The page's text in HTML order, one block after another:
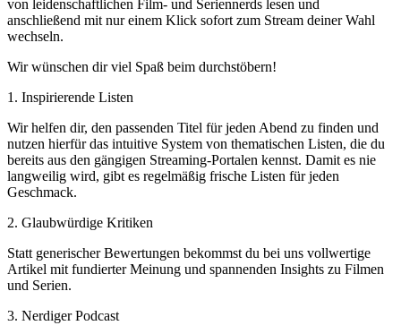
von leidenschaftlichen Film- und Seriennerds lesen und
anschließend mit nur einem Klick sofort zum Stream deiner Wahl
wechseln.
Wir wünschen dir viel Spaß beim durchstöbern!
1. Inspirierende Listen
Wir helfen dir, den passenden Titel für jeden Abend zu finden und
nutzen hierfür das intuitive System von thematischen Listen, die du
bereits aus den gängigen Streaming-Portalen kennst. Damit es nie
langweilig wird, gibt es regelmäßig frische Listen für jeden
Geschmack.
2. Glaubwürdige Kritiken
Statt generischer Bewertungen bekommst du bei uns vollwertige
Artikel mit fundierter Meinung und spannenden Insights zu Filmen
und Serien.
3. Nerdiger Podcast